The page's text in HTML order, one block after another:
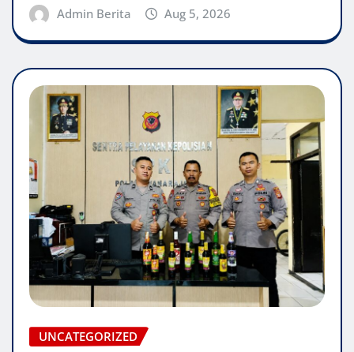
Admin Berita Aug 5, 2026
UNCATEGORIZED